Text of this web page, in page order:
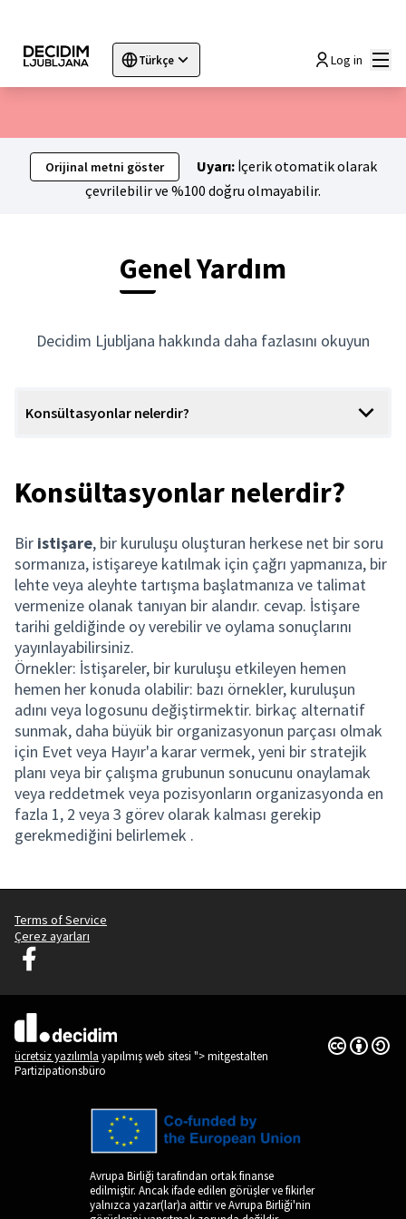
Türkçe
Sprache wählen Choisir la langue
Log in
Orijinal metni göster Uyarı:İçerik otomatik olarak
çevrilebilir ve %100 doğru olmayabilir.
Genel Yardım
Decidim Ljubljana hakkında daha fazlasını okuyun
Konsültasyonlar nelerdir?
Konsültasyonlar nelerdir?
Bir istişare, bir kuruluşu oluşturan herkese net bir soru
sormanıza, istişareye katılmak için çağrı yapmanıza, bir
lehte veya aleyhte tartışma başlatmanıza ve talimat
vermenize olanak tanıyan bir alandır. cevap. İstişare
tarihi geldiğinde oy verebilir ve oylama sonuçlarını
yayınlayabilirsiniz.
Örnekler: İstişareler, bir kuruluşu etkileyen hemen
hemen her konuda olabilir: bazı örnekler, kuruluşun
adını veya logosunu değiştirmektir. birkaç alternatif
sunmak, daha büyük bir organizasyonun parçası olmak
için Evet veya Hayır'a karar vermek, yeni bir stratejik
planı veya bir çalışma grubunun sonucunu onaylamak
veya reddetmek veya pozisyonların organizasyonda en
fazla 1, 2 veya 3 görev olarak kalması gerekip
gerekmediğini belirlemek .
Terms of Service
Çerez ayarları
Decidim Ljubljana Facebook'ta
(Dış bağlantı)
ücretsiz yazılımla yapılmış web sitesi "> mitgestalten
Partizipationsbüro
Creative
(Dış
Avrupa Birliği tarafından ortak finanse
edilmiştir. Ancak ifade edilen görüşler ve fikirler
yalnızca yazar(lar)a aittir ve Avrupa Birliği'nin